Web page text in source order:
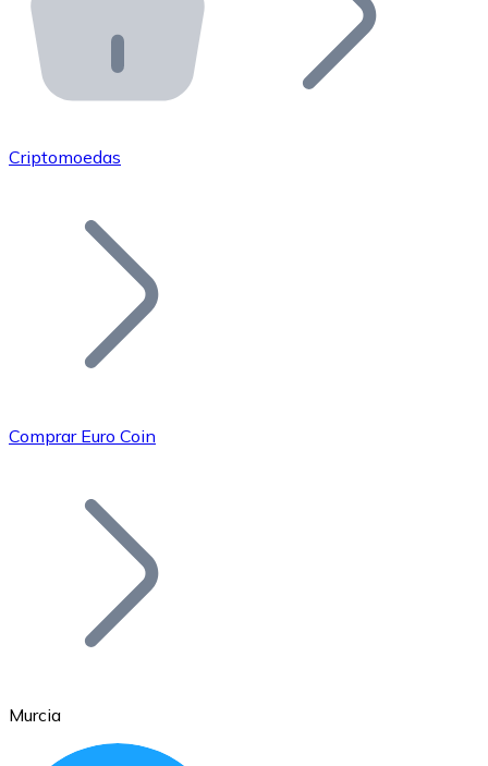
API Bitnovo
Integre nossa API no seu ecossistema.
Junte-se à nossa rede de revendedores e comercialize
Adicione o token do seu projeto ao nosso serviço de
Bitcoin
Criptomoedas
Comprar Euro Coin
Murcia